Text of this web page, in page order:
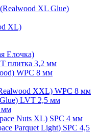
XL Glue)
XL)
Елочка)
плитка 3,2 мм
WPC 8 мм
XXL) WPC 8 мм
LVT 2,5 мм
мм
Nuts XL) SPC 4 мм
Parquet Light) SPC 4,5